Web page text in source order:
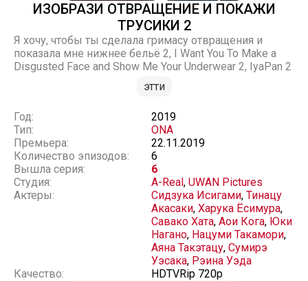
ИЗОБРАЗИ ОТВРАЩЕНИЕ И ПОКАЖИ
ТРУСИКИ 2
Я хочу, чтобы ты сделала гримасу отвращения и
показала мне нижнее бельё 2, I Want You To Make a
Disgusted Face and Show Me Your Underwear 2, IyaPan 2
этти
Год:
2019
Тип:
ONA
Премьера:
22.11.2019
Количество эпизодов:
6
Вышла серия:
6
Студия:
A-Real, UWAN Pictures
Актеры:
Сидзука Исигами, Тинацу
Акасаки, Харука Ёсимура,
Савако Хата, Аои Кога, Юки
Нагано, Нацуми Такамори,
Аяна Такэтацу, Сумирэ
Уэсака, Рэина Уэда
Качество:
HDTVRip 720p